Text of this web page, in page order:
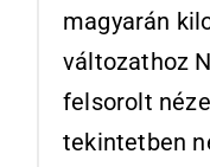
magyarán
változathoz
felsorolt
tekintetben